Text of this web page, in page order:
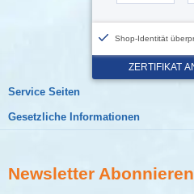
Service Seiten
Gesetzliche Informationen
Newsletter Abonnieren